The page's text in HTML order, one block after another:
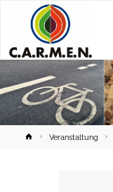
HomeVeranstaltung